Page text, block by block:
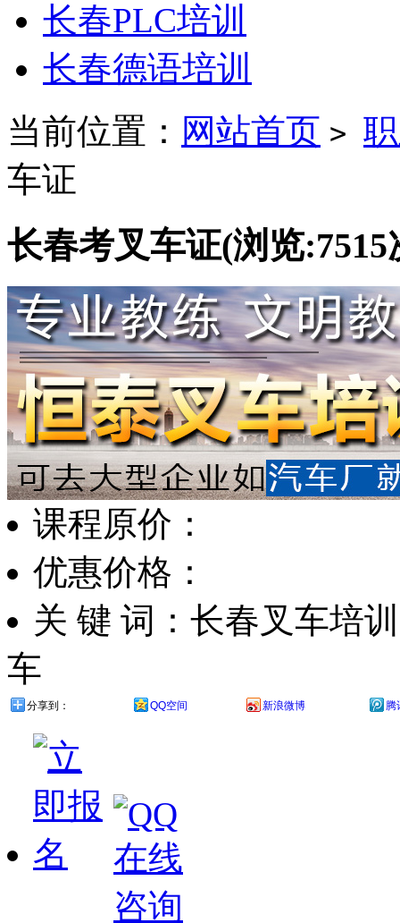
长春PLC培训
长春德语培训
当前位置： 网站首页 >
车证
长春考叉车证(浏览:7515
课程原价：
优惠价格：
关 键 词：长春叉车培
车
分享到： QQ空间 新浪微博 腾